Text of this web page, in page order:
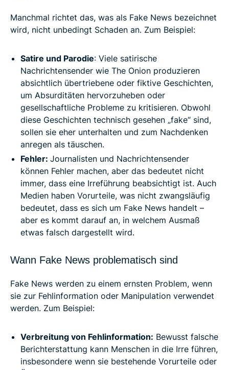
Manchmal richtet das, was als Fake News bezeichnet
wird, nicht unbedingt Schaden an. Zum Beispiel:
Satire und Parodie: Viele satirische
Nachrichtensender wie The Onion produzieren
absichtlich übertriebene oder fiktive Geschichten,
um Absurditäten hervorzuheben oder
gesellschaftliche Probleme zu kritisieren. Obwohl
diese Geschichten technisch gesehen „fake“ sind,
sollen sie eher unterhalten und zum Nachdenken
anregen als täuschen.
Fehler: Journalisten und Nachrichtensender
können Fehler machen, aber das bedeutet nicht
immer, dass eine Irreführung beabsichtigt ist. Auch
Medien haben Vorurteile, was nicht zwangsläufig
bedeutet, dass es sich um Fake News handelt –
aber es kommt darauf an, in welchem Ausmaß
etwas falsch dargestellt wird.
Wann Fake News problematisch sind
Fake News werden zu einem ernsten Problem, wenn
sie zur Fehlinformation oder Manipulation verwendet
werden. Zum Beispiel:
Verbreitung von Fehlinformation: Bewusst falsche
Berichterstattung kann Menschen in die Irre führen,
insbesondere wenn sie bestehende Vorurteile oder